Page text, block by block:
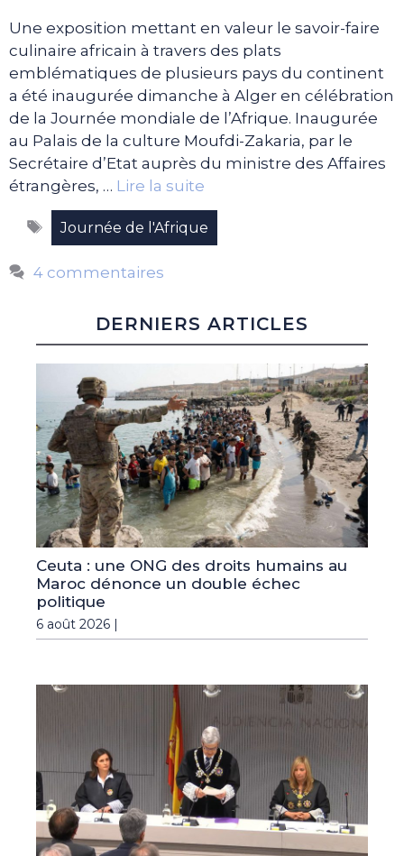
Une exposition mettant en valeur le savoir-faire
culinaire africain à travers des plats
emblématiques de plusieurs pays du continent
a été inaugurée dimanche à Alger en célébration
de la Journée mondiale de l’Afrique. Inaugurée
au Palais de la culture Moufdi-Zakaria, par le
Secrétaire d’Etat auprès du ministre des Affaires
étrangères, … Lire la suite
Étiquettes
Journée de l'Afrique
4 commentaires
DERNIERS ARTICLES
Ceuta : une ONG des droits humains au
Maroc dénonce un double échec
politique
6 août 2026 |